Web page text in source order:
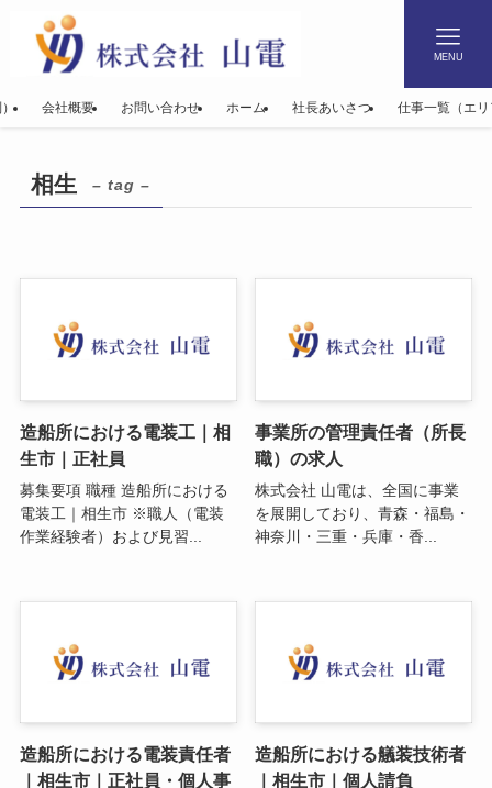
MENU
会社概要 お問い合わせ ホーム 社長あいさつ 仕事一覧（エ
相生 – tag –
造船所における電装工｜相
生市｜正社員
募集要項 職種 造船所における
電装工｜相生市 ※職人（電装
作業経験者）および見習...
事業所の管理責任者（所長
職）の求人
株式会社 山電は、全国に事業
を展開しており、青森・福島・
神奈川・三重・兵庫・香...
造船所における電装責任者
｜相生市｜正社員・個人事
造船所における艤装技術者
｜相生市｜個人請負